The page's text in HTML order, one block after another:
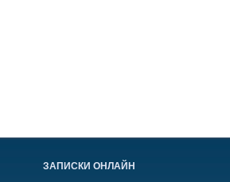
ЗАПИСКИ ОНЛАЙН